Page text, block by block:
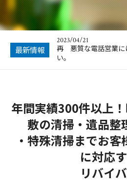
最新情報
2024/12/22
年末年始のお知らせ
2023/04/21
再 悪質な電話営業に
い。
2022/10/14
悪質な電話営業にお
2022/01/23
空き家のお片付けは
年末年始のお知らせ
年間実績300件以上
敷の清掃・遺品整
・特殊清掃までお客
に対応
リバイ